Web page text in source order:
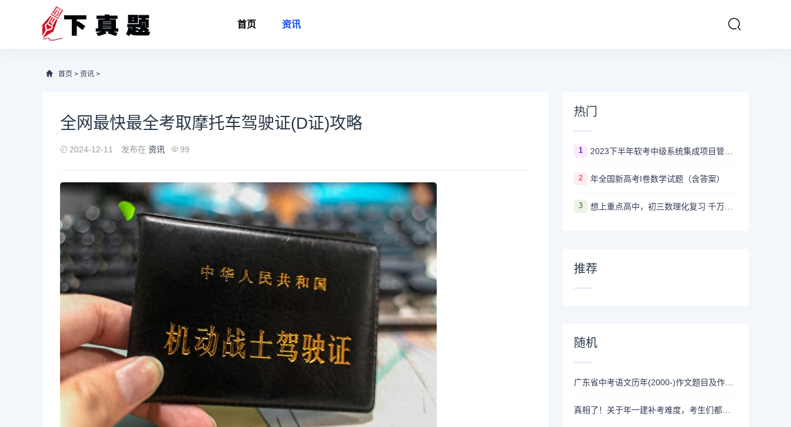
首页 资讯
首页 > 资讯 >
全网最快最全考取摩托车驾驶证(D证)攻略
2024-12-11 发布在 资讯 99
热门
1 2023下半年软考中级系统集成项目管理工程师多长时间出成绩
2 年全国新高考I卷数学试题（含答案）
3 想上重点高中，初三数理化复习 千万不要盲目刷真题卷和模拟卷！
推荐
随机